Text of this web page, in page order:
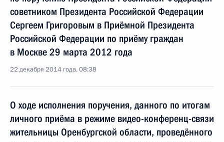
советником Президента Российской Федерации
Сергеем Григоровым в Приёмной Президента
Российской Федерации по приёму граждан
в Москве 29 марта 2012 года
22 декабря 2014 года, 08:38
О ходе исполнения поручения, данного по итогам
личного приёма в режиме видео-конференц-связи
жительницы Оренбургской области, проведённого